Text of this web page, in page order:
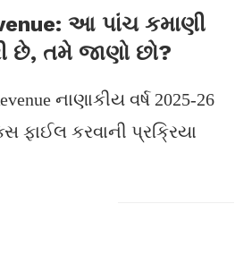
આ પાંચ કમાણી
છે, તમે જાણો છો?
નાણાકીય વર્ષ 2025-26
ફાઈલ કરવાની પ્રક્રિયા